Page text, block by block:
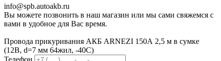
info@spb.autoakb.ru
Вы можете позвонить в наш магазин или мы сами свяжемся с
вами в удобное для Вас время.
Провода прикуривания АКБ ARNEZI 150А 2,5 м в сумке
(12В, d=7 мм 64жил, -40С)